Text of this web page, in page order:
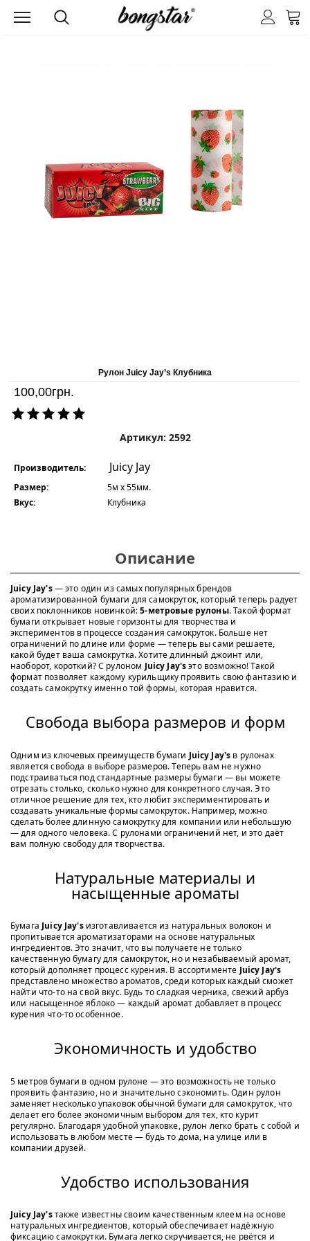
Рулон Juicy Jay’s Клубника
100,00грн.
Артикул: 2592
Производитель: Juicy Jay
Размер:
5м х 55мм.
Вкус:
Клубника
Описание
Juicy Jay's— это один из самых популярных брендов
ароматизированной бумаги для самокруток, который теперь радует
своих поклонников новинкой:5-метровые рулоны. Такой формат
бумаги открывает новые горизонты для творчества и
экспериментов в процессе создания самокруток. Больше нет
ограничений по длине или форме — теперь вы сами решаете,
какой будет ваша самокрутка. Хотите длинный джоинт или,
наоборот, короткий? С рулоном Juicy Jay'sэто возможно! Такой
формат позволяет каждому курильщику проявить свою фантазию и
создать самокрутку именно той формы, которая нравится.
Свобода выбора размеров и форм
Одним из ключевых преимуществ бумаги Juicy Jay's в рулонах
является свобода в выборе размеров. Теперь вам не нужно
подстраиваться под стандартные размеры бумаги — вы можете
отрезать столько, сколько нужно для конкретного случая. Это
отличное решение для тех, кто любит экспериментировать и
создавать уникальные формы самокруток. Например, можно
сделать более длинную самокрутку для компании или небольшую
— для одного человека. С рулонами ограничений нет, и это даёт
вам полную свободу для творчества.
Натуральные материалы и
насыщенные ароматы
Бумага Juicy Jay'sизготавливается из натуральных волокон и
пропитывается ароматизаторами на основе натуральных
ингредиентов. Это значит, что вы получаете не только
качественную бумагу для самокруток, но и незабываемый аромат,
который дополняет процесс курения. В ассортименте Juicy Jay's
представлено множество ароматов, среди которых каждый сможет
найти что-то на свой вкус. Будь то сладкая черника, свежий арбуз
или насыщенное яблоко — каждый аромат добавляет в процесс
курения что-то особенное.
Экономичность и удобство
5 метров бумаги в одном рулоне — это возможность не только
проявить фантазию, но и значительно сэкономить. Один рулон
заменяет несколько упаковок обычной бумаги для самокруток, что
делает его более экономичным выбором для тех, кто курит
регулярно. Благодаря удобной упаковке, рулон легко брать с собой и
использовать в любом месте — будь то дома, на улице или в
компании друзей.
Удобство использования
Juicy Jay'sтакже известны своим качественным клеем на основе
натуральных ингредиентов, который обеспечивает надёжную
фиксацию самокрутки. Бумага легко скручивается, не рвётся и